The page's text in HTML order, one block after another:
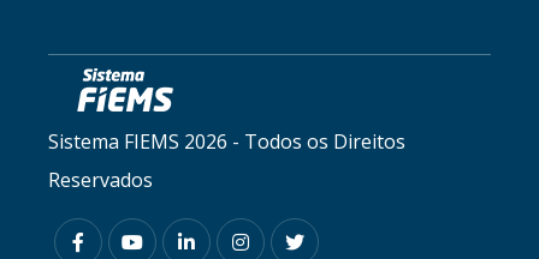
Sistema FIEMS 2026 - Todos os Direitos
Reservados